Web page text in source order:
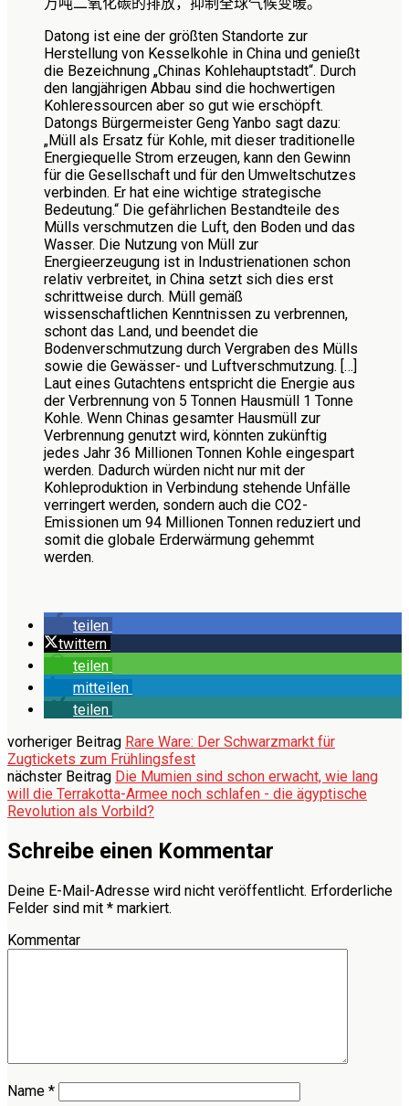
Datong ist eine der größten Standorte zur
Herstellung von Kesselkohle in China und genießt
die Bezeichnung „Chinas Kohlehauptstadt“. Durch
den langjährigen Abbau sind die hochwertigen
Kohleressourcen aber so gut wie erschöpft.
Datongs Bürgermeister Geng Yanbo sagt dazu:
„Müll als Ersatz für Kohle, mit dieser traditionelle
Energiequelle Strom erzeugen, kann den Gewinn
für die Gesellschaft und für den Umweltschutzes
verbinden. Er hat eine wichtige strategische
Bedeutung.“ Die gefährlichen Bestandteile des
Mülls verschmutzen die Luft, den Boden und das
Wasser. Die Nutzung von Müll zur
Energieerzeugung ist in Industrienationen schon
relativ verbreitet, in China setzt sich dies erst
schrittweise durch. Müll gemäß
wissenschaftlichen Kenntnissen zu verbrennen,
schont das Land, und beendet die
Bodenverschmutzung durch Vergraben des Mülls
sowie die Gewässer- und Luftverschmutzung. […]
Laut eines Gutachtens entspricht die Energie aus
der Verbrennung von 5 Tonnen Hausmüll 1 Tonne
Kohle. Wenn Chinas gesamter Hausmüll zur
Verbrennung genutzt wird, könnten zukünftig
jedes Jahr 36 Millionen Tonnen Kohle eingespart
werden. Dadurch würden nicht nur mit der
Kohleproduktion in Verbindung stehende Unfälle
verringert werden, sondern auch die CO2-
Emissionen um 94 Millionen Tonnen reduziert und
somit die globale Erderwärmung gehemmt
werden.
teilen
twittern
teilen
mitteilen
teilen
vorheriger Beitrag Rare Ware: Der Schwarzmarkt für
Zugtickets zum Frühlingsfest
nächster Beitrag Die Mumien sind schon erwacht, wie lang
will die Terrakotta-Armee noch schlafen - die ägyptische
Revolution als Vorbild?
Schreibe einen Kommentar
Deine E-Mail-Adresse wird nicht veröffentlicht. Erforderliche
Felder sind mit * markiert.
Kommentar
Name *